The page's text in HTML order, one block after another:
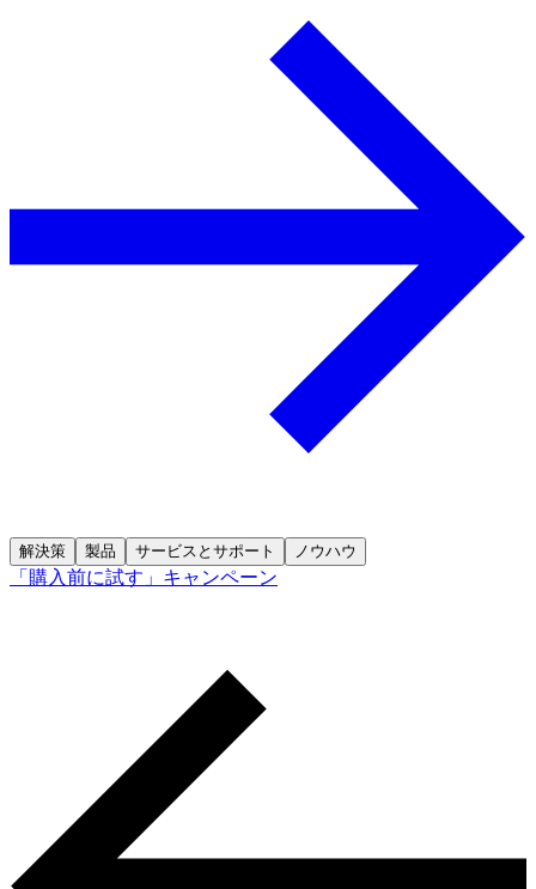
解決策 製品 サービスとサポート ノウハウ
「購入前に試す」キャンペーン